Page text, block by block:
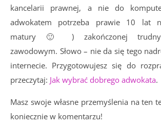
kancelarii prawnej, a nie do
adwokatem potrzeba prawie 10 lat
matury 🙂 ) zakończonej
zawodowym. Słowo – nie da się tego
internecie. Przygotowujesz się do
przeczytaj: Jak wybrać dobrego adwokata.
Masz swoje własne przemyślenia na ten
koniecznie w komentarzu!